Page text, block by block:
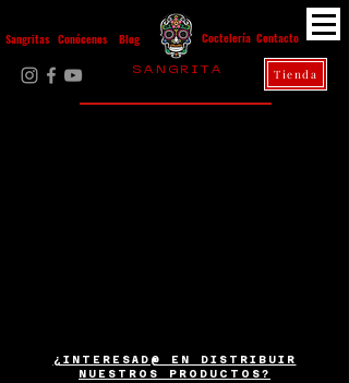
Sangritas Conócenos Contacto
Blog Coctelería
Tienda
S A N G R I T A
¿INTERESAD@ EN DISTRIBUIR
NUESTROS PRODUCTOS?